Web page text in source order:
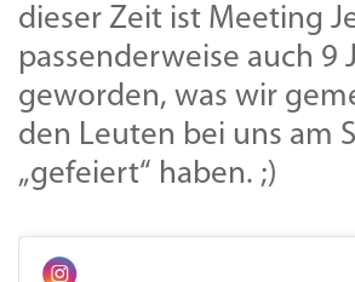
dieser Zeit ist Meeting
passenderweise auch 9
geworden, was wir
den Leuten bei uns am
„gefeiert“ haben. ;)